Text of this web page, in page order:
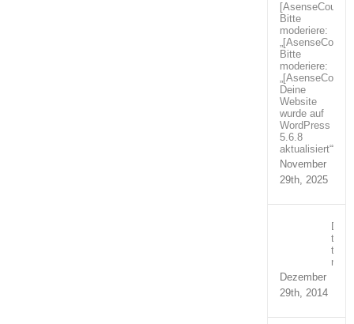
Bitte
moderiere:
Bitte
moderiere:
Deine
Website
wurde auf
WordPress
5.6.8
aktualisiert““
November
29th, 2025
Duis
Dezember
29th, 2014